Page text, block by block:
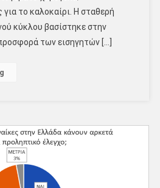
το καλοκαίρι. Η σταθερή
κύκλου βασίστηκε στην
των εισηγητών […]